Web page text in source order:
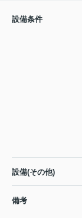
設備条件
設備(その他)
備考